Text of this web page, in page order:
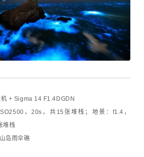
+ Sigma 14 F1.4DGDN
，20s，共15张堆栈；地景：f1.4，
堆栈
岛雨伞礁